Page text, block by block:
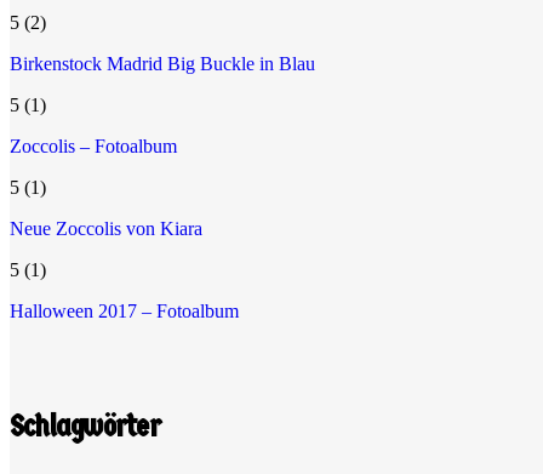
5 (2)
Birkenstock Madrid Big Buckle in Blau
5 (1)
Zoccolis – Fotoalbum
5 (1)
Neue Zoccolis von Kiara
5 (1)
Halloween 2017 – Fotoalbum
Schlagwörter